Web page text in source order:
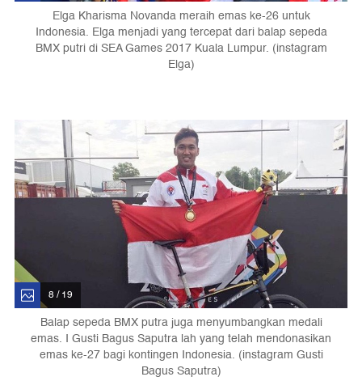
Elga Kharisma Novanda meraih emas ke-26 untuk
Indonesia. Elga menjadi yang tercepat dari balap sepeda
BMX putri di SEA Games 2017 Kuala Lumpur. (instagram
Elga)
8 / 19
Balap sepeda BMX putra juga menyumbangkan medali
emas. I Gusti Bagus Saputra lah yang telah mendonasikan
emas ke-27 bagi kontingen Indonesia. (instagram Gusti
Bagus Saputra)